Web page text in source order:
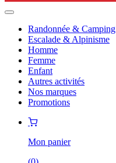
Randonnée & Camping
Escalade & Alpinisme
Homme
Femme
Enfant
Autres activités
Nos marques
Promotions
Mon panier